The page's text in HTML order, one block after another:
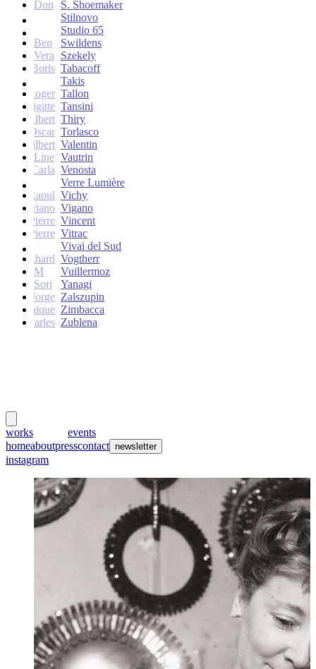
Don
S. Shoemaker
Stilnovo
Studio 65
Ben
Swildens
Vera
Szekely
Boris Tabacoff
Takis
Roger Tallon
Brigitte Tansini
Albert Thiry
Oscar Torlasco
Gilbert Valentin
Line Vautrin
Carla Venosta
Verre Lumière
Raoul Vichy
Vittoriano Vigano
Jean-Pierre Vincent
Jean-Pierre Vitrac
Vivai del Sud
Burkhard Vogtherr
M
Vuillermoz
Sori
Yanagi
Jorge Zalszupin
Dominique Zimbacca
Charles Zublena
works
events
homeaboutpresscontact newsletter
instagram